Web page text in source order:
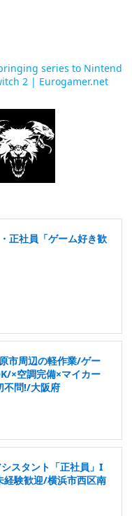
series to Nintend
2 | Eurogamer.net
正社員「ゲーム好き歓
市周辺の軽作業/ゲー
×空調完備×マイカー
不問!/大阪府
スタント「正社員」I
経験歓迎/横浜市西区南